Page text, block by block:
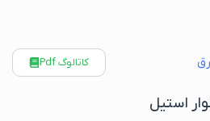
کاتالوگ Pdf
استیل